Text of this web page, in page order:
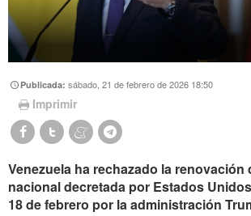
Publicada:sábado, 21 de febrero de 2026 18:50
Imprimir
Venezuela ha rechazado la renovación
nacional decretada por Estados
18 de febrero por la administración